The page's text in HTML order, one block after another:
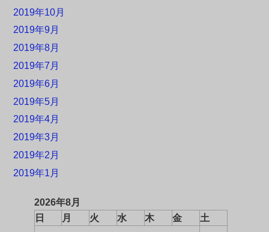
2019年10月
2019年9月
2019年8月
2019年7月
2019年6月
2019年5月
2019年4月
2019年3月
2019年2月
2019年1月
2026年8月
日
月 火 水 木 金 土